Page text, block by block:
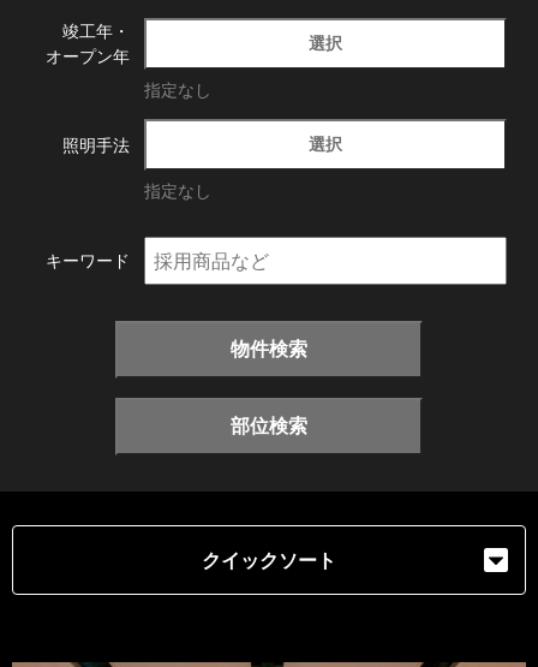
竣工年・
オープン年
選択
指定なし
照明手法 選択
指定なし
キーワード
物件検索
部位検索
クイックソート